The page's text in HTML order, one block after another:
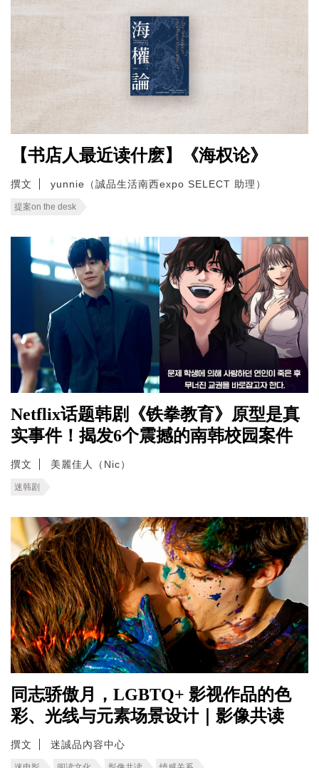
【书店人最近读什麽】《海权论》
撰文 yunnie（誠品生活南西expo SELECT 助理）
提案on the desk
Netflix话题韩剧《铁拳教育》原型是真
实事件！揭发6个震撼的南韩校园案件
撰文 美麗佳人（Nic）
迷韩剧
同志骄傲月，LGBTQ+ 影视作品的色
彩、光线与元素场景设计｜影像共读
撰文 迷誠品內容中心